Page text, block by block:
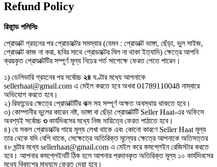
Refund Policy
রিফান্ড পলিসিঃ
প্রোডাক্ট গ্রহনের পর প্রোডাক্টের সমস্যার (যেমন : প্রোডাক্ট ভাঙ্গা, ছেঁড়া, ভুল সাইজ,
প্রোডাক্ট কাজ না করা, ছবির সাথে প্রোডাক্টের মিল না থাকা ইত্যাদি) ক্ষেত্রে আপনি
ক্রয়কৃত প্রোডাক্টটির সম্পূর্ণ মূল্য নিচের শর্ত সাপেক্ষে ফেরত পেতে পারেন।
১) ডেলিভারি গ্রহনের পর সর্বোচ্চ ২৪ ঘণ্টার মধ্যে আপনাকে
sellerhaat@gmail.com এ মেইল করতে হবে অখবা 01789110048 নাম্বারে
অভিযোগ করতে হবে।
২) রিফান্ডের ক্ষেত্রে প্রোডাক্টটির বাক্স সহ সম্পূর্ণ অক্ষত অবস্থায় থাকতে হবে।
৩) কোম্পানীর ভুলের কারেন নষ্ট, ভাঙ্গা বা ছেঁড়া প্রোডাক্টটি Seller Haat-এর অফিসে
অবশ্যই সর্বোচ্চ ৩কার্যদিবসের মধ্যে নিজ দায়িত্বে ফেরত পাঠাতে হবে।
৪) যে সকল প্রোডাক্টের গায়ে মূল্য লেখা থাকে এবং কোনো কারণে Seller Haat মূল্য
তার থেকে যদি বেশি থাকে, সেক্ষেত্রে অতিরিক্ত মূল্যের ক্ষেত্রে আপনাকে অতিসত্তর
৪৮ ঘন্টার মধ্যে sellerhaat@gmail.com এ মেইল করে কমপ্লেইন রেজিস্টার করতে
হবে। আপনার কমপ্লেইনটি ঠিক হলে আপনার প্রদানকৃত অতিরিক্ত মূল্য ১০ কার্যদিবসের
মধ্যে বিকাশের মাধ্যমে ফেরত দেয়া হবে।